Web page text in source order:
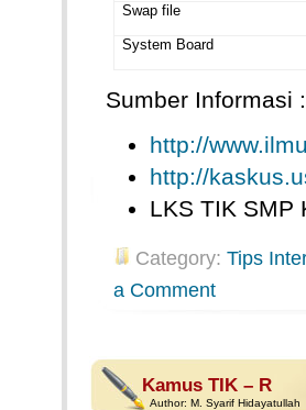
Swap file
System Board
Sumber Informasi :
http://
http://
LKS TIK SMP
Category: Tips
a Comment
Kamus TIK – R
Author: M. Syarif Hidayatullah